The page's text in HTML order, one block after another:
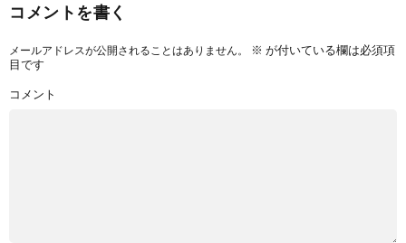
コメントを書く
メールアドレスが公開されることはありません。 ※ が付いている欄は必須項
目です
コメント